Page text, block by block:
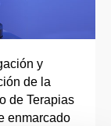
y
de la
de Terapias
enmarcado